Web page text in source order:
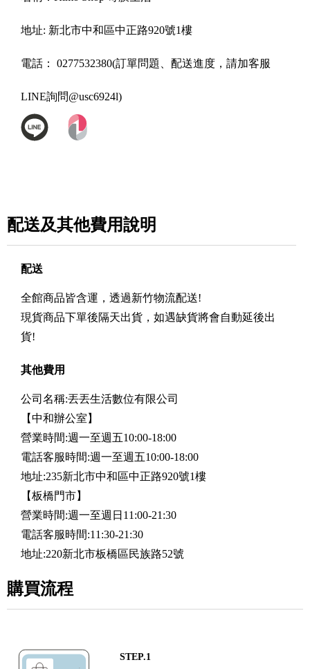
地址: 新北市中和區中正路920號1樓
電話： 0277532380(訂單問題、配送進度，請加客服
LINE詢問@usc6924l)
配送及其他費用說明
配送
全館商品皆含運，透過新竹物流配送!
現貨商品下單後隔天出貨，如遇缺貨將會自動延後出
貨!
其他費用
公司名稱:丟丟生活數位有限公司
【中和辦公室】
營業時間:週一至週五10:00-18:00
電話客服時間:週一至週五10:00-18:00
地址:235新北市中和區中正路920號1樓
【板橋門市】
營業時間:週一至週日11:00-21:30
電話客服時間:11:30-21:30
地址:220新北市板橋區民族路52號
購買流程
STEP.1